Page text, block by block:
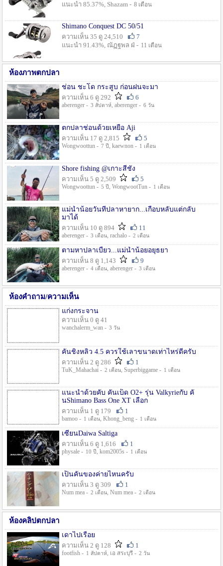
แนะนำ 85.37%, Shazam - 8 เดือน
Shimano Conquest DC 50/51
ความเห็น 35 ดู 24,510
7
แนะนำ 91.43%, ณัฏฐพล ฝ่ - 11 เดือน
ห้องภาพตกปลา
ช่อน ชะโด กระสูบ ก่อนฝนจะมา
ความเห็น 6 ดู 292
6
aberenger - 3 สัปดาห์, aberenger - 6 วัน
ตกปลาช่อนด้วยเหยื่อ Aji
ความเห็น 17 ดู 2,815
5
Wongwoottun - 7 ปี , kaewnon - 1 เดือน
Shore fishing @เกาะสีชัง
ความเห็น 5 ดู 2,509
5
Wongwoottun - 5 ปี , WongwootTun - 1 เดือน
แม่น้ำน้อยวันที่ปลาหายาก...เกือบหลับแต่กลับ
มาได้
ความเห็น 10 ดู 894
11
aberenger - 3 เดือน, rachalo - 2 เดือน
ตามหาปลาเบี้ยว...แม่น้ำน้อยอยุธยา
ความเห็น 8 ดู 1,143
9
aberenger - 4 เดือน, aberenger - 3 เดือน
ห้องคำถาม/ความเห็น
แก่งกระจาน
ความเห็น 0 ดู 41
wanchalerm_wan - 3 วัน
คันชิงหลิว 4.5 ควรใช้เลาขนาดเท่าไหร่ดีครับ
ความเห็น 2 ดู 286
1
TuK_Mahachai - 2 เดือน, Superbiggame - 1 เดือน
แนะนำด้วยคับ คันเบ็ด O2+ รุ่น Valkyrieกับ คั
นShimano Bass One XT เลือก
ความเห็น 1 ดู 179
1
bamoo - 1 เดือน, Khong_beng - 1 เดือน
เซียนDaiwa Saltiga
ความเห็น 6 ดู 1,616
1
physale - 10 ปี , kom2005s - 1 เดือน
เป็นคันของค่ายไหนครับ
ความเห็น 3 ดู 309
1
Num mea - 2 เดือน, Num mea - 2 เดือน
ห้องคลิปตกปลา
เดาไปเรื่อย
ความเห็น 2 ดู 128
1
footfish - 1 สัปดาห์, เอ สระบุรี - 2 วัน